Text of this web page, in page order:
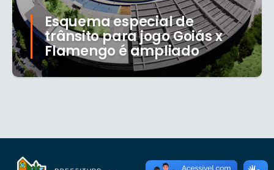
Esquema especial de
trânsito para jogo Goiás x
Flamengo é ampliado